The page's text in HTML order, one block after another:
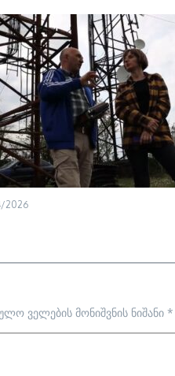
2026
ველების მონიშვნის ნიშანი *